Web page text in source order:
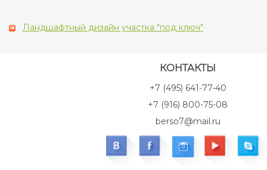
Ландшафтный дизайн участка "под ключ"
КОНТАКТЫ
+7 (495) 641-77-40
+7 (916) 800-75-08
berso7@mail.ru